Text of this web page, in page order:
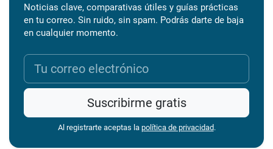
Noticias clave, comparativas útiles y guías prácticas
en tu correo. Sin ruido, sin spam. Podrás darte de baja
en cualquier momento.
Suscribirme gratis
Al registrarte aceptas la política de privacidad.